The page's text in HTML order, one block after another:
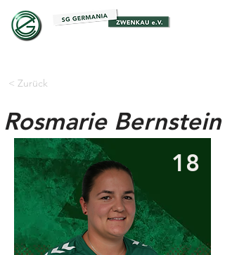
< Zurück
Rosmarie Bernstein
18